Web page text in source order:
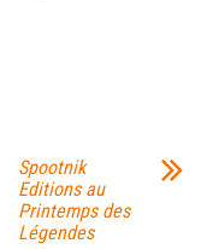
Spootnik
Editions au
Printemps des
Légendes